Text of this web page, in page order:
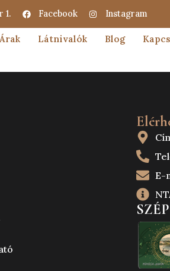
1. Facebook Instagram
Árak Látnivalók Blog
E-